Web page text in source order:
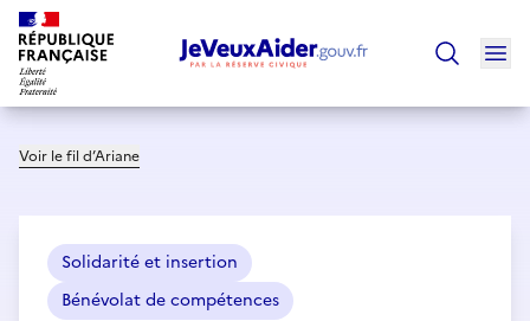
Voir le fil d’Ariane
Solidarité et insertion
Bénévolat de compétences